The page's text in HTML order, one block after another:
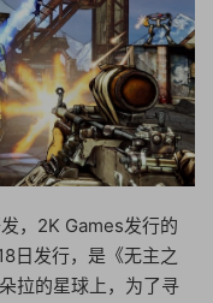
，2K Games发行的
日发行，是《无主之
拉的星球上，为了寻